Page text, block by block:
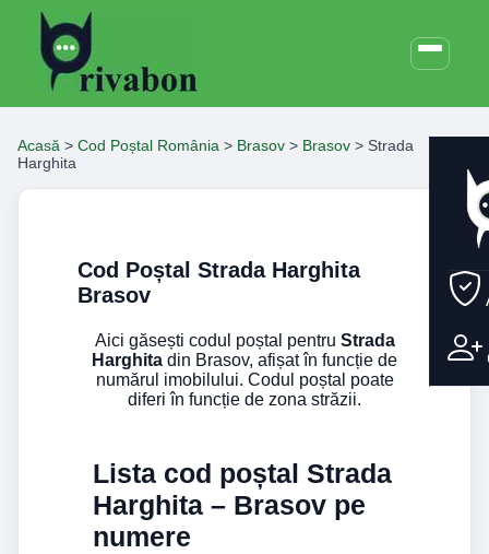
Acasă > Cod Poștal România > Brasov > Brasov > Strada
Harghita
Cod Poștal Strada Harghita
Brasov
Aici găsești codul poștal pentru Strada
Harghita din Brasov, afișat în funcție de
numărul imobilului. Codul poștal poate
diferi în funcție de zona străzii.
Lista cod poștal Strada
Harghita – Brasov pe
numere